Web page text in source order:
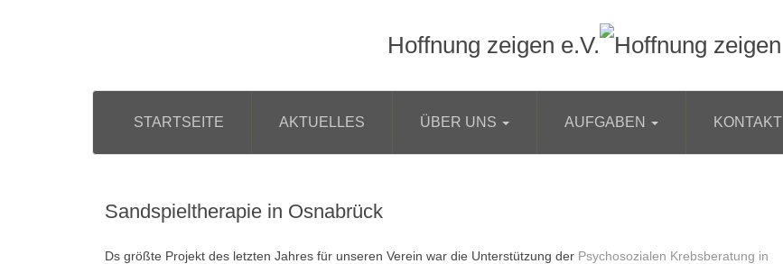
Hoffnung zeigen e.V.
STARTSEITE AKTUELLES ÜBER UNS AUFGABEN KONTAKT
Sandspieltherapie in Osnabrück
Ds größte Projekt des letzten Jahres für unseren Verein war die Unterstützung der Psychosozialen Krebsberatung in